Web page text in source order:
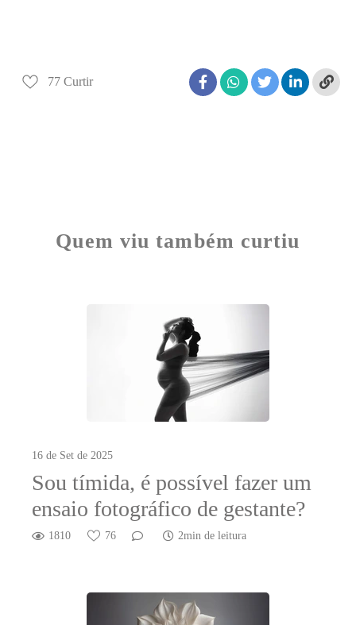
77 Curtir
Quem viu também curtiu
16 de Set de 2025
Sou tímida, é possível fazer um
ensaio fotográfico de gestante?
1810 76 2min de leitura